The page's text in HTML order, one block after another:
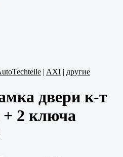
| AXI | другие
двери к-т
+ 2 ключа